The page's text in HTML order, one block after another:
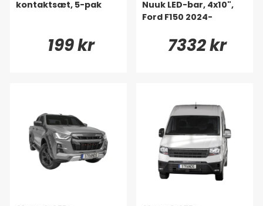
kontaktsæt, 5-pak
199 kr
Nuuk LED-bar, 4x10",
Ford F150 2024-
7332 kr